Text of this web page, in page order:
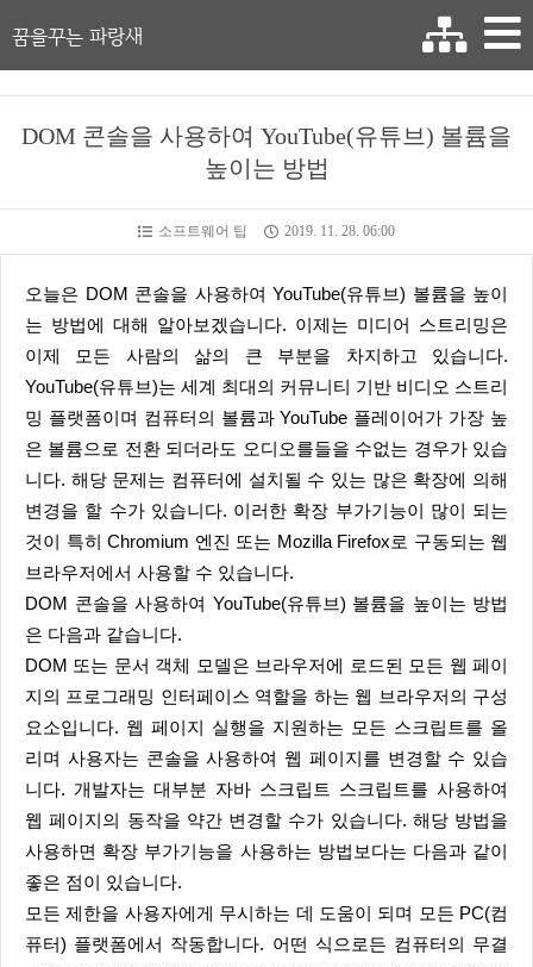
꿈을꾸는 파랑새
DOM 콘솔을 사용하여 YouTube(유튜브) 볼륨을
높이는 방법
소프트웨어 팁 2019. 11. 28. 06:00
오늘은 DOM 콘솔을 사용하여 YouTube(유튜브) 볼륨을 높이
는 방법에 대해 알아보겠습니다. 이제는 미디어 스트리밍은
이제 모든 사람의 삶의 큰 부분을 차지하고 있습니다.
YouTube(유튜브)는 세계 최대의 커뮤니티 기반 비디오 스트리
밍 플랫폼이며 컴퓨터의 볼륨과 YouTube 플레이어가 가장 높
은 볼륨으로 전환 되더라도 오디오를들을 수없는 경우가 있습
니다. 해당 문제는 컴퓨터에 설치될 수 있는 많은 확장에 의해
변경을 할 수가 있습니다. 이러한 확장 부가기능이 많이 되는
것이 특히 Chromium 엔진 또는 Mozilla Firefox로 구동되는 웹
브라우저에서 사용할 수 있습니다.
DOM 콘솔을 사용하여 YouTube(유튜브) 볼륨을 높이는 방법
은 다음과 같습니다.
DOM 또는 문서 객체 모델은 브라우저에 로드된 모든 웹 페이
지의 프로그래밍 인터페이스 역할을 하는 웹 브라우저의 구성
요소입니다. 웹 페이지 실행을 지원하는 모든 스크립트를 올
리며 사용자는 콘솔을 사용하여 웹 페이지를 변경할 수 있습
니다. 개발자는 대부분 자바 스크립트 스크립트를 사용하여
웹 페이지의 동작을 약간 변경할 수가 있습니다. 해당 방법을
사용하면 확장 부가기능을 사용하는 방법보다는 다음과 같이
좋은 점이 있습니다.
모든 제한을 사용자에게 무시하는 데 도움이 되며 모든 PC(컴
퓨터) 플랫폼에서 작동합니다. 어떤 식으로든 컴퓨터의 무결